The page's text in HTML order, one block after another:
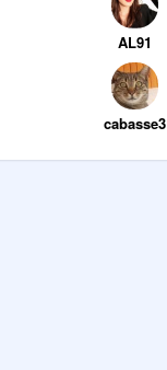
AL91
cabasse3